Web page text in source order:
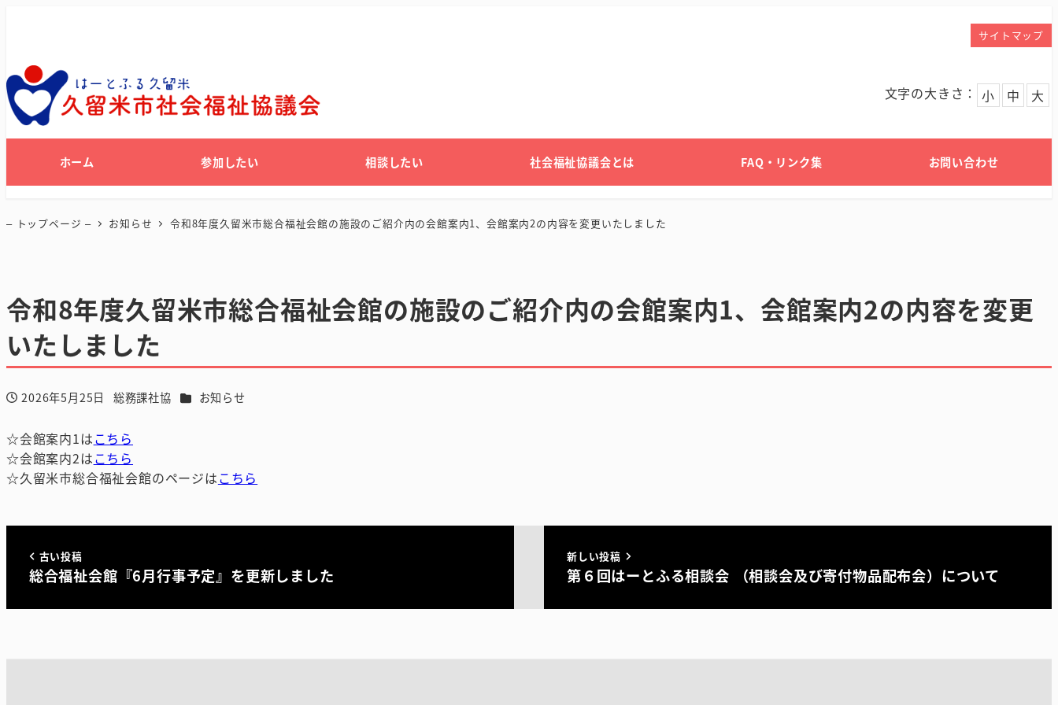
サイトマップ
文字の大きさ： 小 中 大
ホーム 参加したい 相談したい 社会福祉協議会とは FAQ・リンク集 お問い合わせ
– トップページ – お知らせ 令和8年度久留米市総合福祉会館の施設のご紹介内の会館案内1、会館案内2の内容を変更いたしました
令和8年度久留米市総合福祉会館の施設のご紹介内の会館案内1、会館案内2の内容を変更
いたしました
投稿日
2026年5月25日
著
総務課社協 カテゴリー
お知らせ
☆会館案内1はこちら
☆会館案内2はこちら
☆久留米市総合福祉会館のページはこちら
古い投稿
総合福祉会館『6月行事予定』を更新しました
新しい投稿
第６回はーとふる相談会 （相談会及び寄付物品配布会）について